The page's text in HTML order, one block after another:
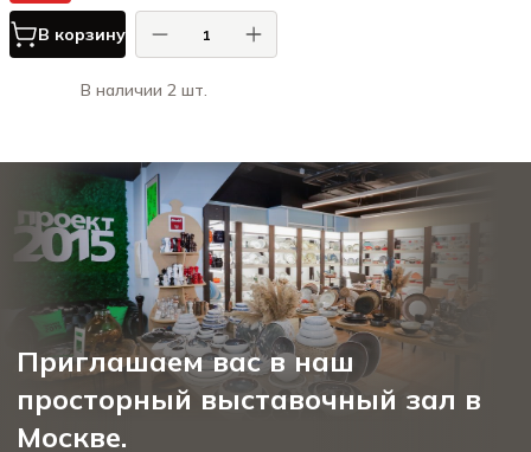
В корзину
В наличии 2 шт.
Приглашаем вас в наш
просторный выставочный зал в
Москве.